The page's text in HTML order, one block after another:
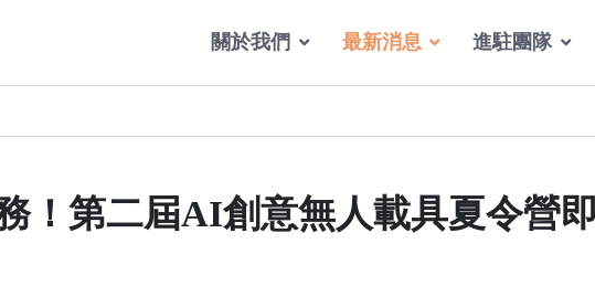
關於我們 最新消息 進駐團隊
！第二屆AI創意無人載具夏令營